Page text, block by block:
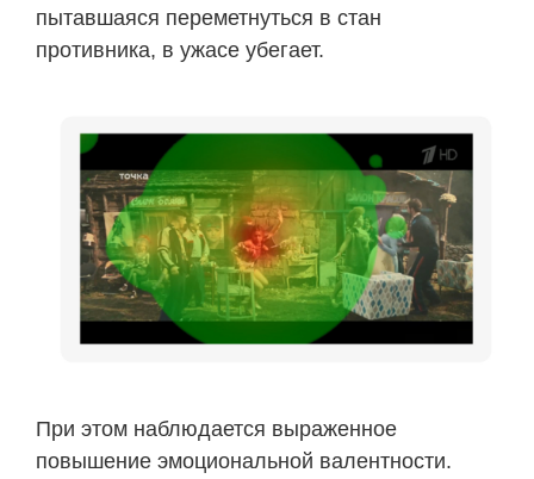
пытавшаяся переметнуться в стан
противника, в ужасе убегает.
При этом наблюдается выраженное
повышение эмоциональной валентности.